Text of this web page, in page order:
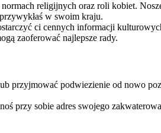
religijnych oraz roli kobiet.
w swoim kraju.
ci cennych informacji
zaoferować najlepsze rady.
przyjmować podwiezienie od nowo
przy sobie adres swojego